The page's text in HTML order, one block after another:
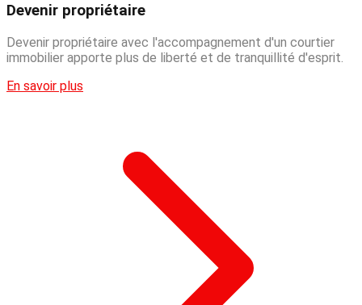
Devenir propriétaire
Devenir propriétaire avec l'accompagnement d'un courtier
immobilier apporte plus de liberté et de tranquillité d'esprit.
En savoir plus